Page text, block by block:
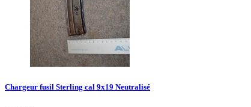
Chargeur fusil Sterling cal 9x19 Neutralisé